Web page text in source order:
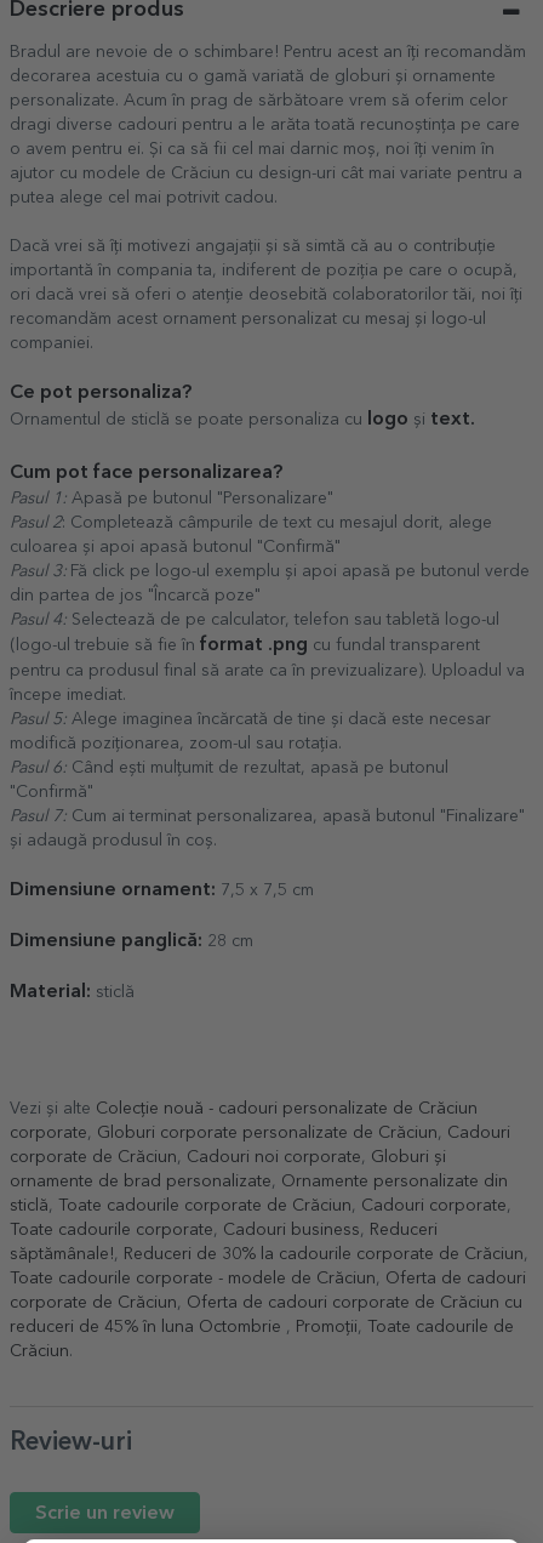
Descriere produs
Bradul are nevoie de o schimbare! Pentru acest an îți recomandăm
decorarea acestuia cu o gamă variată de globuri și ornamente
personalizate. Acum în prag de sărbătoare vrem să oferim celor
dragi diverse cadouri pentru a le arăta toată recunoștința pe care
o avem pentru ei. Și ca să fii cel mai darnic moș, noi îți venim în
ajutor cu modele de Crăciun cu design-uri cât mai variate pentru a
putea alege cel mai potrivit cadou.
Dacă vrei să îți motivezi angajații și să simtă că au o contribuție
importantă în compania ta, indiferent de poziția pe care o ocupă,
ori dacă vrei să oferi o atenție deosebită colaboratorilor tăi, noi îți
recomandăm acest ornament personalizat cu mesaj și logo-ul
companiei.
Ce pot personaliza?
Ornamentul de sticlă se poate personaliza cu logo și text.
Cum pot face personalizarea?
Pasul 1: Apasă pe butonul "Personalizare"
Pasul 2: Completează câmpurile de text cu mesajul dorit, alege
culoarea și apoi apasă butonul "Confirmă"
Pasul 3: Fă click pe logo-ul exemplu și apoi apasă pe butonul verde
din partea de jos "Încarcă poze"
Pasul 4: Selectează de pe calculator, telefon sau tabletă logo-ul
(logo-ul trebuie să fie în format .png cu fundal transparent
pentru ca produsul final să arate ca în previzualizare). Uploadul va
începe imediat.
Pasul 5: Alege imaginea încărcată de tine și dacă este necesar
modifică poziționarea, zoom-ul sau rotația.
Pasul 6: Când ești mulțumit de rezultat, apasă pe butonul
"Confirmă"
Pasul 7: Cum ai terminat personalizarea, apasă butonul "Finalizare"
și adaugă produsul în coș.
Dimensiune ornament: 7,5 x 7,5 cm
Dimensiune panglică: 28 cm
Material: sticlă
Vezi și alte Colecție nouă - cadouri personalizate de Crăciun
corporate, Globuri corporate personalizate de Crăciun, Cadouri
corporate de Crăciun, Cadouri noi corporate, Globuri și
ornamente de brad personalizate, Ornamente personalizate din
sticlă, Toate cadourile corporate de Crăciun, Cadouri corporate,
Toate cadourile corporate, Cadouri business, Reduceri
săptămânale!, Reduceri de 30% la cadourile corporate de Crăciun,
Toate cadourile corporate - modele de Crăciun, Oferta de cadouri
corporate de Crăciun, Oferta de cadouri corporate de Crăciun cu
reduceri de 45% în luna Octombrie , Promoții, Toate cadourile de
Crăciun.
Review-uri
Scrie un review